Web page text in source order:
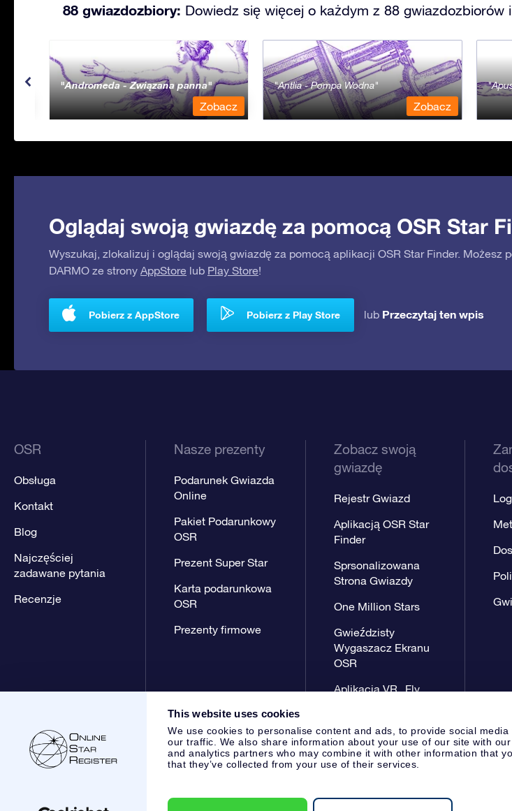
This website uses cookies
We use cookies to personalise content and ads, to provide social
our traffic. We also share information about your use of our site with
and analytics partners who may combine it with other information that
that they’ve collected from your use of their services.
88 gwiazdozbiory: Dowiedz się więcej o każdym z 88 gwiazdozbiorów
Andromeda - Związana panna
Zobacz
Antlia - Pompa Wodna
Zobacz
Oglądaj swoją gwiazdę za pomocą OSR Star
Wyszukaj, zlokalizuj i oglądaj swoją gwiazdę za pomocą aplikacji OSR Star Finder. Możesz
DARMO ze strony AppStore lub Play Store!
Pobierz z AppStore Pobierz z Play Store lub Przeczytaj ten wpis
OSR
Obsługa
Kontakt
Blog
Najczęściej
zadawane pytania
Recenzje
Nasze prezenty
Podarunek Gwiazda
Online
Pakiet Podarunkowy
OSR
Prezent Super Star
Karta podarunkowa
OSR
Prezenty firmowe
Zobacz swoją
gwiazdę
Rejestr Gwiazd
Aplikacją OSR Star
Finder
Sprsonalizowana
Strona Gwiazdy
One Million Stars
Gwieździsty
Wygaszacz Ekranu
OSR
Aplikacja VR „Fly
Strona